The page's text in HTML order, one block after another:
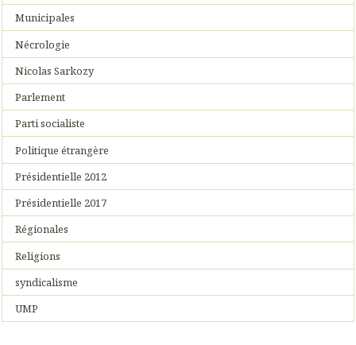
Municipales
Nécrologie
Nicolas Sarkozy
Parlement
Parti socialiste
Politique étrangère
Présidentielle 2012
Présidentielle 2017
Régionales
Religions
syndicalisme
UMP